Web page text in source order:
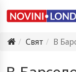
Свят
В